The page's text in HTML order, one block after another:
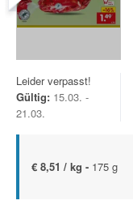
Leider verpasst!
Gültig: 15.03. -
21.03.
€ 8,51 / kg - 175 g